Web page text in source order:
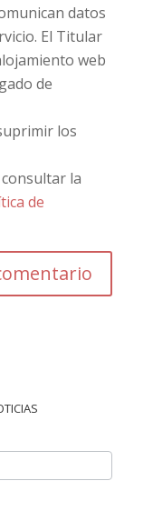
datos
El Titular
web
de
los
la
de